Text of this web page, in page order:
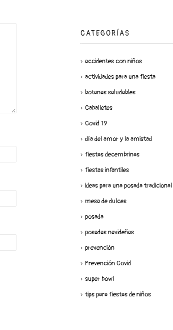
CATEGORÍAS
accidentes con niños
actividades para una fiesta
botanas saludables
Caballetes
Covid 19
día del amor y la amistad
fiestas decembrinas
fiestas infantiles
ideas para una posada tradicional
mesa de dulces
posada
posadas navideñas
prevención
Prevención Covid
super bowl
tips para fiestas de niños